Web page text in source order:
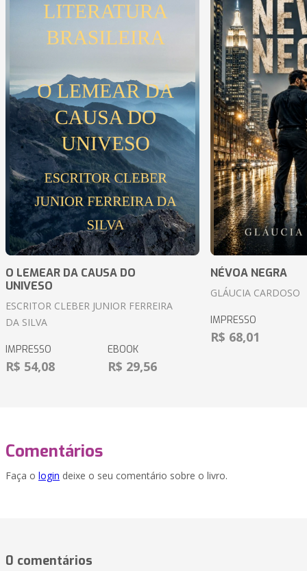
O LEMEAR DA CAUSA DO
UNIVESO
ESCRITOR CLEBER JUNIOR FERREIRA
DA SILVA
IMPRESSO
R$ 54,08
EBOOK
R$ 29,56
NÉVOA NEGRA
GLÁUCIA CARDOSO
IMPRESSO
R$ 68,01
Comentários
Faça o login deixe o seu comentário sobre o livro.
0 comentários